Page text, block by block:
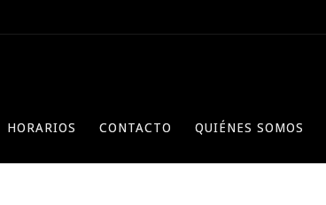
HORARIOS CONTACTO QUIÉNES SOMOS